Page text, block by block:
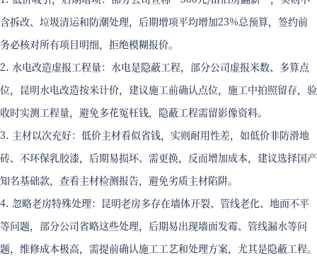
含拆改、垃圾清运和防潮处理，后期增项平均增加23%总预算，签约前
务必核对所有项目明细，拒绝模糊报价。
2. 水电改造虚报工程量：水电是隐蔽工程，部分公司虚报米数、多算点
位，昆明水电改造按米计价，建议施工前确认点位，施工中拍照留存，验
收时实测工程量，避免多花冤枉钱，隐蔽工程需留影像资料。
3. 主材以次充好：低价主材看似省钱，实则耐用性差，如低价非防滑地
砖、不环保乳胶漆，后期易损坏、需更换，反而增加成本，建议选择国产
知名基础款，查看主材检测报告，避免劣质主材陷阱。
4. 忽略老房特殊处理：昆明老房多存在墙体开裂、管线老化、地面不平
等问题，部分公司省略这些处理，后期易出现墙面发霉、管线漏水等问
题，维修成本极高，需提前确认施工工艺和处理方案，尤其是隐蔽工程。